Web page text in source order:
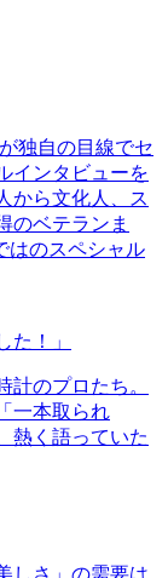
独自の目線でセ
インタビューを
から文化人、ス
のベテランま
はのスペシャル
た！」
のプロたち。
一本取られ
熱く語っていた